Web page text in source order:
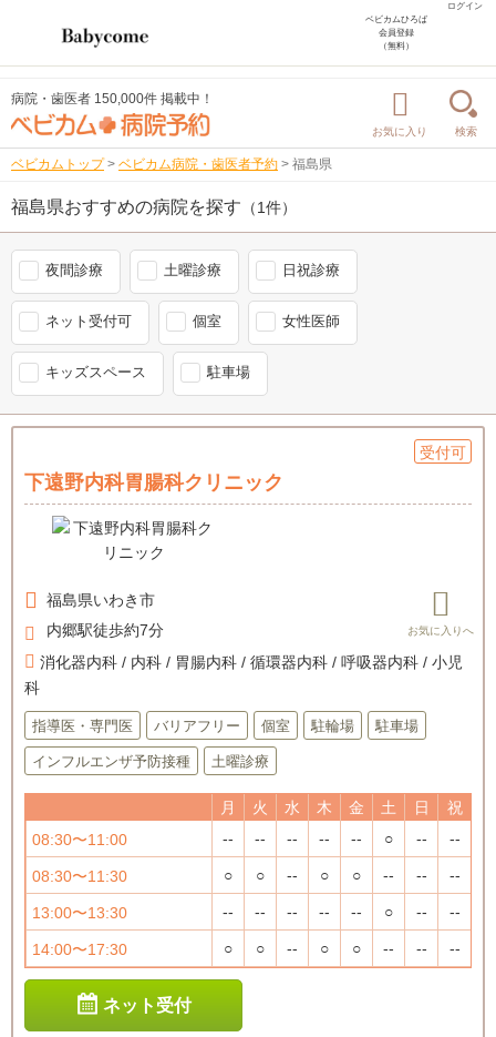
ログイン
ベビカムひろば
会員登録
（無料）
病院・歯医者 150,000件 掲載中！
お気に入り 検索
ベビカムトップ > ベビカム病院・歯医者予約 > 福島県
福島県おすすめの病院を探す （1件）
夜間診療 土曜診療 日祝診療
ネット受付可 個室 女性医師
キッズスペース 駐車場
受付可
下遠野内科胃腸科クリニック
福島県いわき市
内郷駅徒歩約7分
消化器内科 / 内科 / 胃腸内科 / 循環器内科 / 呼吸器内科 / 小児
科
指導医・専門医 バリアフリー 個室 駐輪場 駐車場
インフルエンザ予防接種 土曜診療
月 火 水 木 金 土 日
祝
08:30〜11:00
-- -- -- -- -- ○ -- --
08:30〜11:30 ○ ○ -- ○ ○ -- -- --
13:00〜13:30 -- -- -- -- -- ○ -- --
14:00〜17:30 ○ ○ -- ○ ○ -- -- --
ネット受付